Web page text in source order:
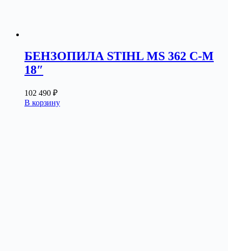
БЕНЗОПИЛА STIHL MS 362 C-M
18″
102 490 ₽
В корзину